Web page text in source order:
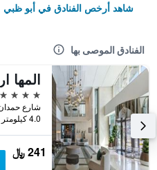
شاهد أرخص الفنادق في أبو ظبي
الفنادق الموصى بها
4 نجوم
4.0 كيلومتر عن وسط المدينة
241 ﷼